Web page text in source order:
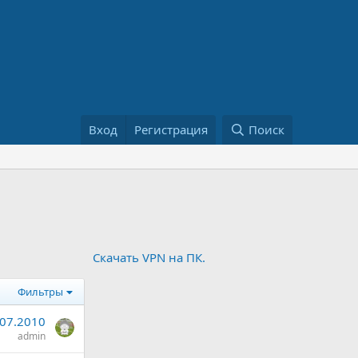
Вход Регистрация Поиск
Фильтры
admin
Скачать VPN на ПК.